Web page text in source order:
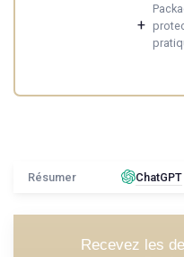
+
Résumer ChatGPT
Recevez les